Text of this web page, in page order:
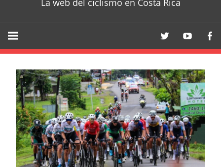
La web del ciclismo en Costa Rica